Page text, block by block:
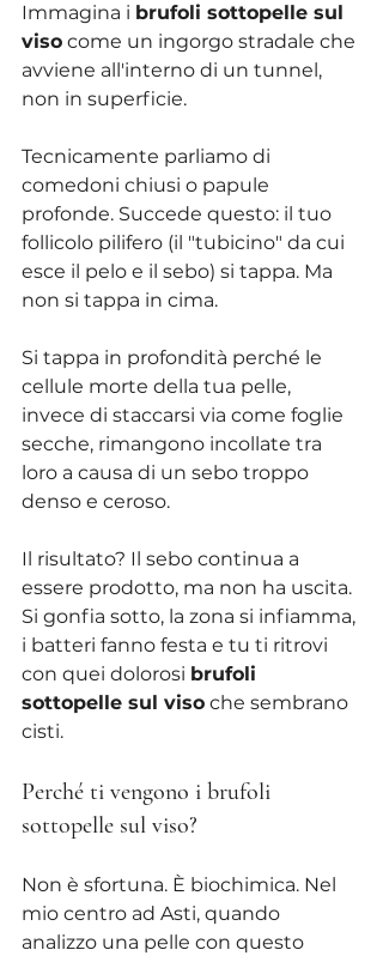
Immagina i brufoli sottopelle sul
viso come un ingorgo stradale che
avviene all'interno di un tunnel,
non in superficie.
Tecnicamente parliamo di
comedoni chiusi o papule
profonde. Succede questo: il tuo
follicolo pilifero (il "tubicino" da cui
esce il pelo e il sebo) si tappa. Ma
non si tappa in cima.
Si tappa in profondità perché le
cellule morte della tua pelle,
invece di staccarsi via come foglie
secche, rimangono incollate tra
loro a causa di un sebo troppo
denso e ceroso.
Il risultato? Il sebo continua a
essere prodotto, ma non ha uscita.
Si gonfia sotto, la zona si infiamma,
i batteri fanno festa e tu ti ritrovi
con quei dolorosi brufoli
sottopelle sul viso che sembrano
cisti.
Perché ti vengono i brufoli
sottopelle sul viso?
Non è sfortuna. È biochimica. Nel
mio centro ad Asti, quando
analizzo una pelle con questo